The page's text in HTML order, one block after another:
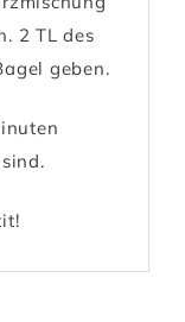
2 TL des
geben.